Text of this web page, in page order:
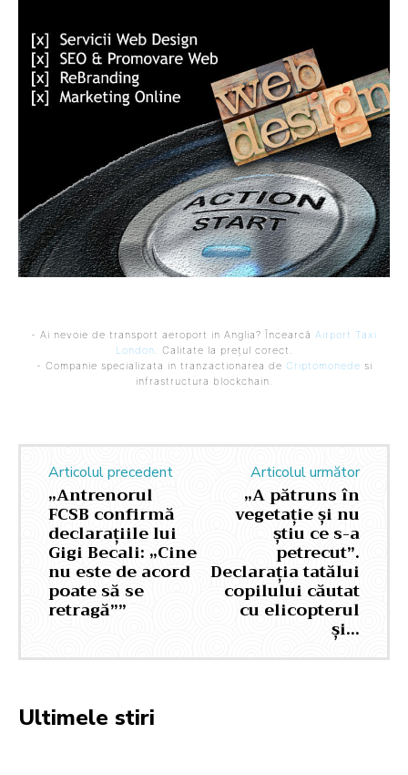
- Ai nevoie de transport aeroport in Anglia? Încearcă Airport Taxi
London . Calitate la prețul corect.
- Companie specializata in tranzactionarea de Criptomonede si
infrastructura blockchain.
Articolul precedent
„Antrenorul
FCSB confirmă
declarațiile lui
Gigi Becali: „Cine
nu este de acord
poate să se
retragă””
Articolul următor
„A pătruns în
vegetație și nu
știu ce s-a
petrecut”.
Declarația tatălui
copilului căutat
cu elicopterul
și…
Ultimele stiri